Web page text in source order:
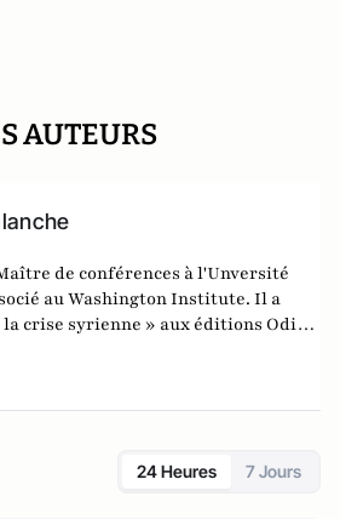
AUTEURS
de conférences à l'Unversité
au Washington Institute. Il a
la crise syrienne » aux éditions Odile
il a obtenu le prix de Géopolitique
de la Défense.
24 Heures 7 Jours